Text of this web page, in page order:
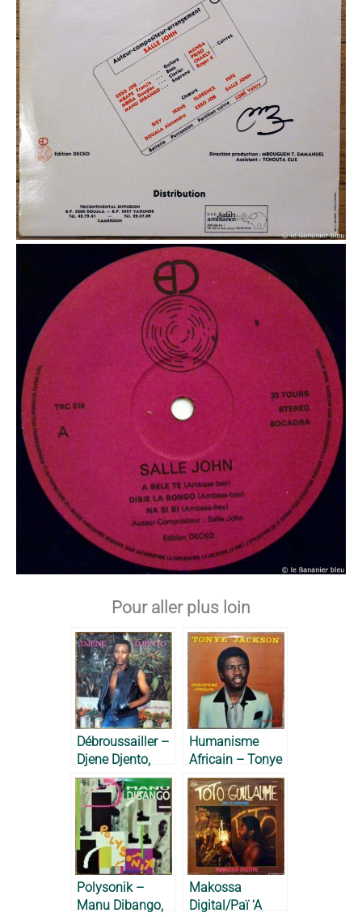
Pour aller plus loin
Débroussailler –
Djene Djento,
1983
Humanisme
Africain – Tonye
Jackson, 1984
Polysonik –
Manu Dibango,
Makossa
Digital/Paï ‘A